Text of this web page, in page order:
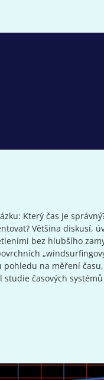
Který čas je
Většina diskusí,
bez hlubšího
na měření
studie časových